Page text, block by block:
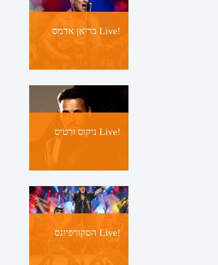
בריאן אדמס Live!
ניקוס ורטיס Live!
הסקורפיונס Live!